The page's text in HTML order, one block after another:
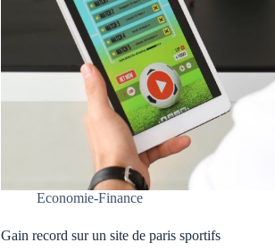
Economie-Finance
Gain record sur un site de paris sportifs